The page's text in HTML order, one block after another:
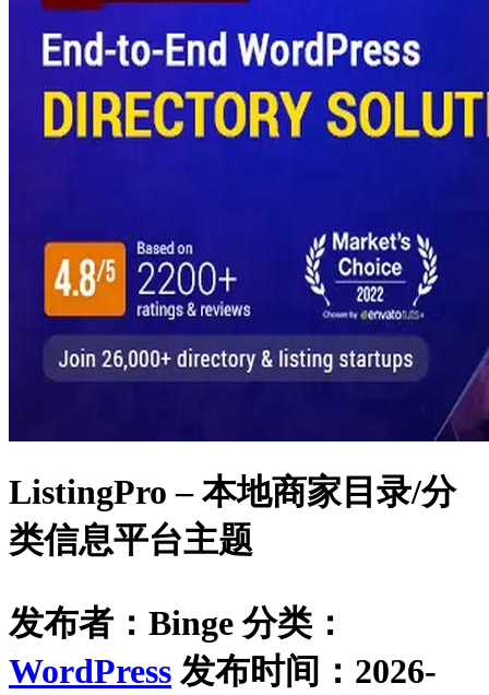
ListingPro – 本地商家目录/分
类信息平台主题
发布者：Binge 分类：
WordPress 发布时间：2026-